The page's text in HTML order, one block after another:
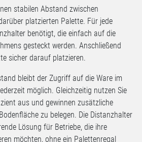
stabilen Abstand zwischen
platzierten Palette. Für jede
benötigt, die einfach auf die
gesteckt werden. Anschließend
sicher darauf platzieren.
bleibt der Zugriff auf die Ware im
möglich. Gleichzeitig nutzen Sie
aus und gewinnen zusätzliche
zu belegen. Die Distanzhalter
Lösung für Betriebe, die ihre
möchten, ohne ein Palettenregal